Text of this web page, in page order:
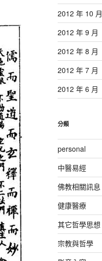
2012 年 10 月
2012 年 9 月
2012 年 8 月
2012 年 7 月
2012 年 6 月
分類
personal
中醫易經
佛教相關訊息
健康醫療
其它哲學思想
宗教與哲學